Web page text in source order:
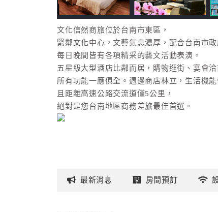
文化信然商旅位於台南市東區，
緊鄰文化中心，文藝氣息濃厚，配合台南市政
每日晚間皆有各項精采的藝文活動表演。
五星級大型酒店比鄰而居，購物逛街、宴會洽
所有功能一應俱全。週邊商店林立，生活機能
且距離高速公路交流道僅5公里，
絕對是您台南地區商務差旅最佳首選。
最新消息 房間預訂